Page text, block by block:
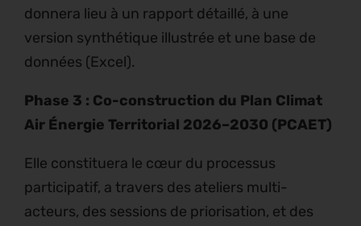
donnera lieu à un rapport détaillé, à une
version synthétique illustrée et une base de
données (Excel).
Phase 3 : Co-construction du Plan Climat
Air Énergie Territorial 2026–2030 (PCAET)
Elle constituera le cœur du processus
participatif, a travers des ateliers multi-
acteurs, des sessions de priorisation, et des